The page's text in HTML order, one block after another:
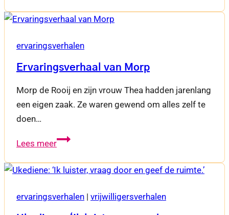
Renate
ervaringsverhalen
Ervaringsverhaal van Morp
Morp de Rooij en zijn vrouw Thea hadden jarenlang
een eigen zaak. Ze waren gewend om alles zelf te
doen…
Lees meerErvaringsverhaal
Morp
ervaringsverhalen | vrijwilligersverhalen